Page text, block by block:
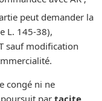
peut demander la
L. 145-38),
sauf modification
congé ni ne